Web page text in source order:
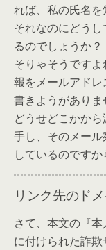
れば、私の氏名を
それなのにどう
るのでしょうか？
そりゃそうです
報をメールアド
書きようがありま
どうせどこかか
手し、そのメー
しているのですか
リンク先のド
さて、本文の『
に付けられた詐